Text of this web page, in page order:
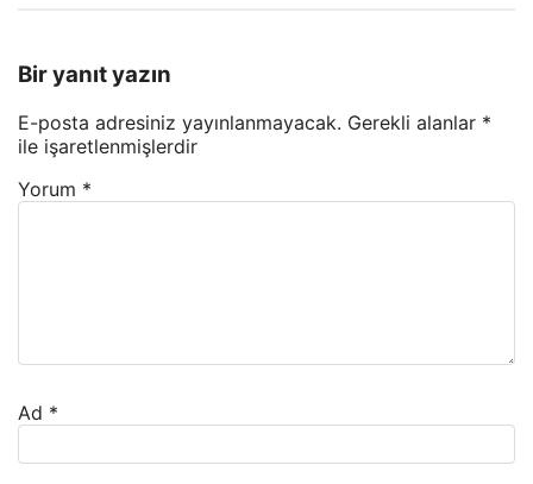
Bir yanıt yazın
E-posta adresiniz yayınlanmayacak. Gerekli alanlar *
ile işaretlenmişlerdir
Yorum *
Ad *